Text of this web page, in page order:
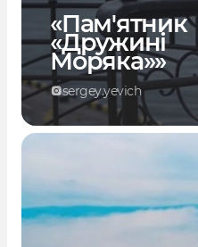
«Пам'ятник
«Дружині
Моряка»»
sergey.yevich